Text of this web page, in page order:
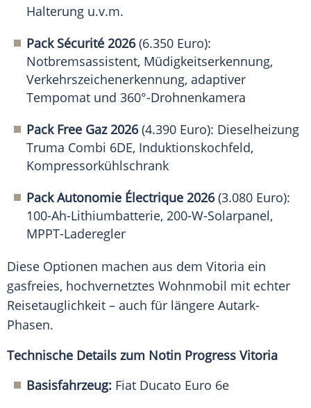
Halterung u.v.m.
Pack Sécurité 2026(6.350 Euro):
Notbremsassistent, Müdigkeitserkennung,
Verkehrszeichenerkennung, adaptiver
Tempomat und 360°-Drohnenkamera
Pack Free Gaz 2026(4.390 Euro): Dieselheizung
Truma Combi 6DE, Induktionskochfeld,
Kompressorkühlschrank
Pack Autonomie Électrique 2026(3.080 Euro):
100-Ah-Lithiumbatterie, 200-W-Solarpanel,
MPPT-Laderegler
Diese Optionen machen aus dem Vitoria ein
gasfreies, hochvernetztes Wohnmobil mit echter
Reisetauglichkeit – auch für längere Autark-
Phasen.
Technische Details zum Notin Progress Vitoria
Basisfahrzeug: Fiat Ducato Euro 6e